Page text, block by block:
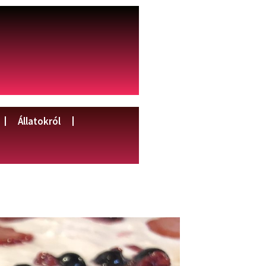
Állatokról